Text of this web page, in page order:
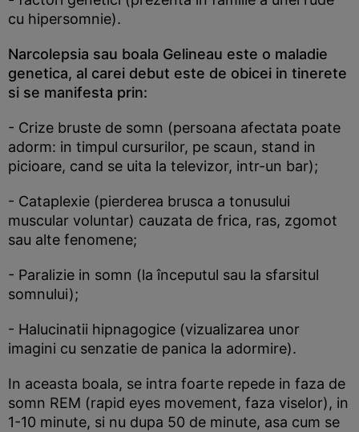
cu hipersomnie).
Narcolepsia sau boala Gelineau este o maladie
genetica, al carei debut este de obicei in tinerete
si se manifesta prin:
- Crize bruste de somn (persoana afectata poate
adorm: in timpul cursurilor, pe scaun, stand in
picioare, cand se uita la televizor, intr-un bar);
- Cataplexie (pierderea brusca a tonusului
muscular voluntar) cauzata de frica, ras, zgomot
sau alte fenomene;
- Paralizie in somn (la începutul sau la sfarsitul
somnului);
- Halucinatii hipnagogice (vizualizarea unor
imagini cu senzatie de panica la adormire).
In aceasta boala, se intra foarte repede in faza de
somn REM (rapid eyes movement, faza viselor), in
1-10 minute, si nu dupa 50 de minute, asa cum se